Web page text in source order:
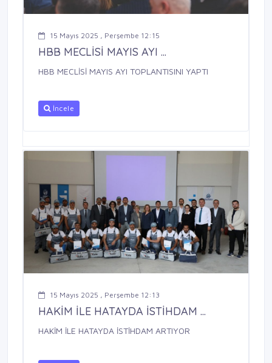
15 Mayıs 2025 , Perşembe 12:15
HBB MECLİSİ MAYIS AYI ...
HBB MECLİSİ MAYIS AYI TOPLANTISINI YAPTI
İncele
15 Mayıs 2025 , Perşembe 12:13
HAKİM İLE HATAYDA İSTİHDAM ...
HAKİM İLE HATAYDA İSTİHDAM ARTIYOR